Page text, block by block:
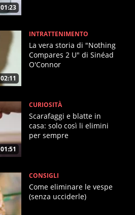
01:23
02:11
INTRATTENIMENTO
La vera storia di "Nothing
Compares 2 U" di Sinéad
O'Connor
01:51
CURIOSITÀ
Scarafaggi e blatte in
casa: solo così li elimini
per sempre
CONSIGLI
Come eliminare le vespe
(senza ucciderle)